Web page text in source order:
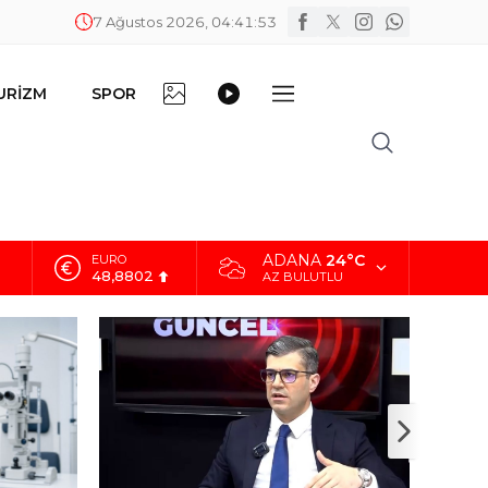
7 Ağustos 2026, 04:41:54
SPOR
ALTIN
5.629,56
BİST
10.824,63
DOLAR
ADANA 24°C
AZ BULUTLU